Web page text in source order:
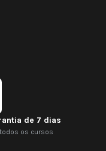
de 7 dias
os cursos